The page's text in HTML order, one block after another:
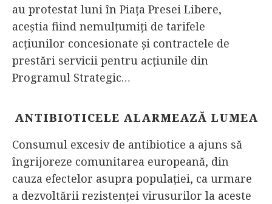
au protestat luni în Piaţa Presei Libere,
aceştia fiind nemulţumiţi de tarifele
acţiunilor concesionate şi contractele de
prestări servicii pentru acţiunile din
Programul Strategic…
ANTIBIOTICELE ALARMEAZĂ LUMEA
Consumul excesiv de antibiotice a ajuns să
îngrijoreze comunitarea europeană, din
cauza efectelor asupra populației, ca urmare
a dezvoltării rezistenței virusurilor la aceste